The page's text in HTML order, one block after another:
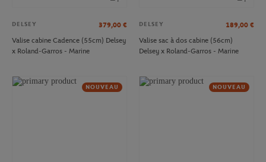
DELSEY 379,00 €
Valise cabine Cadence (55cm) Delsey
x Roland-Garros - Marine
DELSEY 189,00 €
Valise sac à dos cabine (56cm)
Delsey x Roland-Garros - Marine
NOUVEAU NOUVEAU